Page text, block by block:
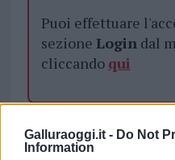
Galluraoggi.it - Do Not
Information
Puoi effettuare
sezione Logindal
cliccando qui
Maltrattamento Animali